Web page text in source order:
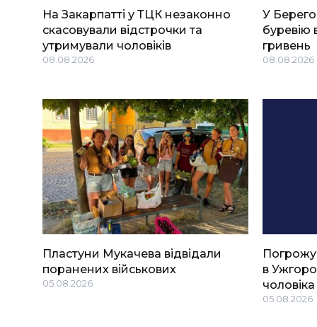
На Закарпатті у ТЦК незаконно
скасовували відстрочки та
утримували чоловіків
08.08.2026
У
буревію
гривень
08.08.2026
Пластуни Мукачева відвідали
поранених військових
05.08.2026
в
чоловіка
05.08.2026